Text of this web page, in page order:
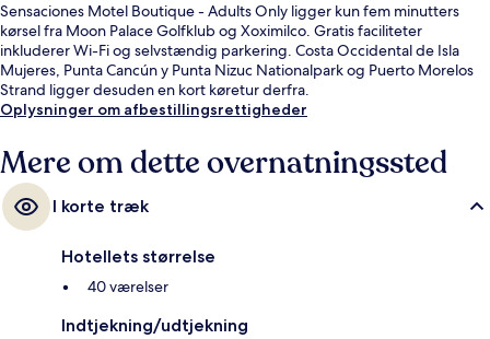
Sensaciones Motel Boutique - Adults Only ligger kun fem minutters
kørsel fra Moon Palace Golfklub og Xoximilco. Gratis faciliteter
inkluderer Wi-Fi og selvstændig parkering. Costa Occidental de Isla
Mujeres, Punta Cancún y Punta Nizuc Nationalpark og Puerto Morelos
Strand ligger desuden en kort køretur derfra.
Oplysninger om afbestillingsrettigheder
Mere om dette overnatningssted
I korte træk
Hotellets størrelse
40 værelser
Indtjekning/udtjekning